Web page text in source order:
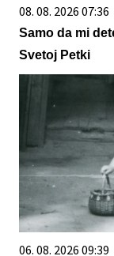
08. 08. 2026 07:36
Samo da mi
Svetoj Petki
06. 08. 2026 09:39